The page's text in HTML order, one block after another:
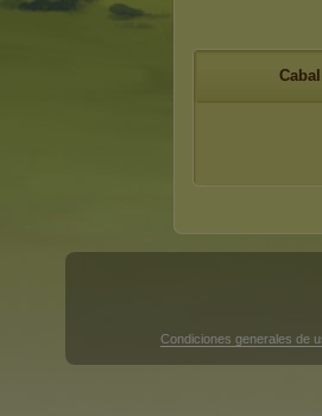
Condiciones generales de